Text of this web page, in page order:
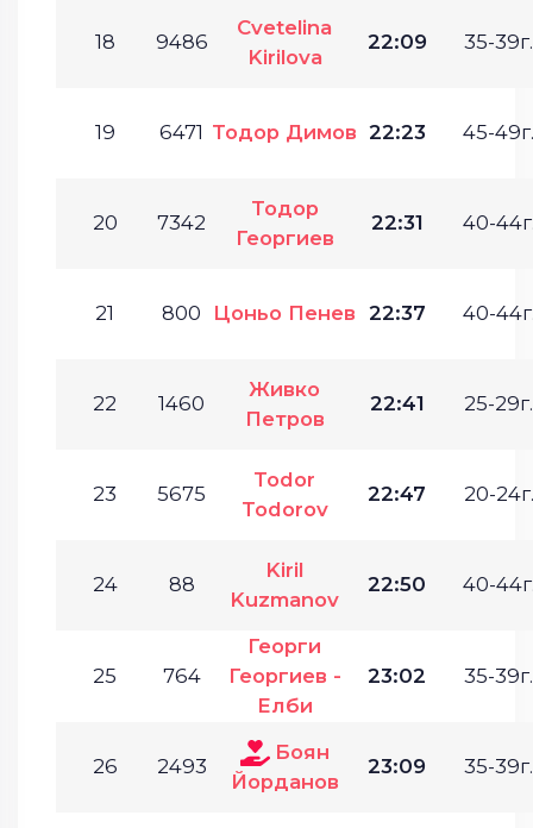
18 9486
Cvetelina
Kirilova
22:09 35-39г.
19 6471 Тодор Димов 22:23 45-49г.
20 7342
Тодор
Георгиев
22:31 40-
21 800 Цоньо Пенев 22:37 40-
22 1460
Живко
Петров
22:41 25-29г.
23 5675
Todor
Todorov
22:47 20-24г.
24 88
Kiril
Kuzmanov
22:50 40-
25 764
Георги
Георгиев -
Елби
23:02 35-39г.
26 2493
Боян
Йорданов
23:09 35-39г.